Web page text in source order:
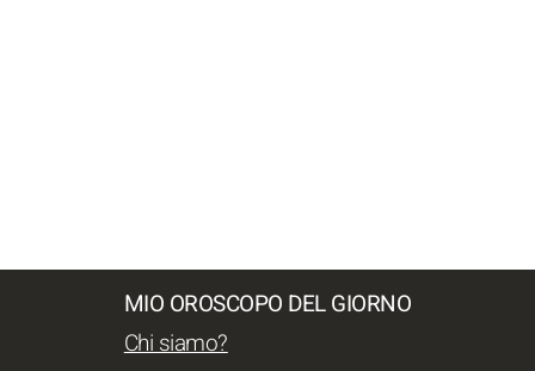
MIO OROSCOPO DEL GIORNO
Chi siamo?